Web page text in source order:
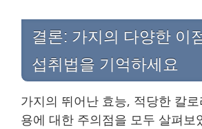
결론: 가지의 다양한 이
섭취법을 기억하세요
가지의 뛰어난 효능, 적당한 칼
용에 대한 주의점을 모두 살펴보